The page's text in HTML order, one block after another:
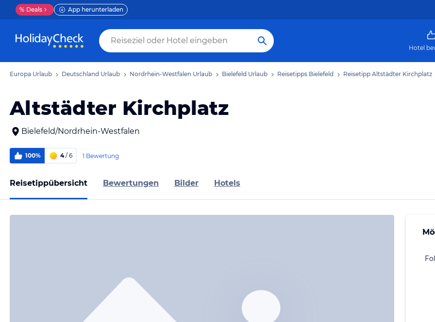
% Deals App herunterladen
Hotel
Europa Urlaub Deutschland Urlaub Nordrhein-Westfalen Urlaub Bielefeld Urlaub Reisetipps Bielefeld Reisetipp Altstädter Kirchplatz
Altstädter Kirchplatz
Bielefeld/Nordrhein-Westfalen
100% 4/ 6 1 Bewertung
Reisetippübersicht Bewertungen Bilder Hotels